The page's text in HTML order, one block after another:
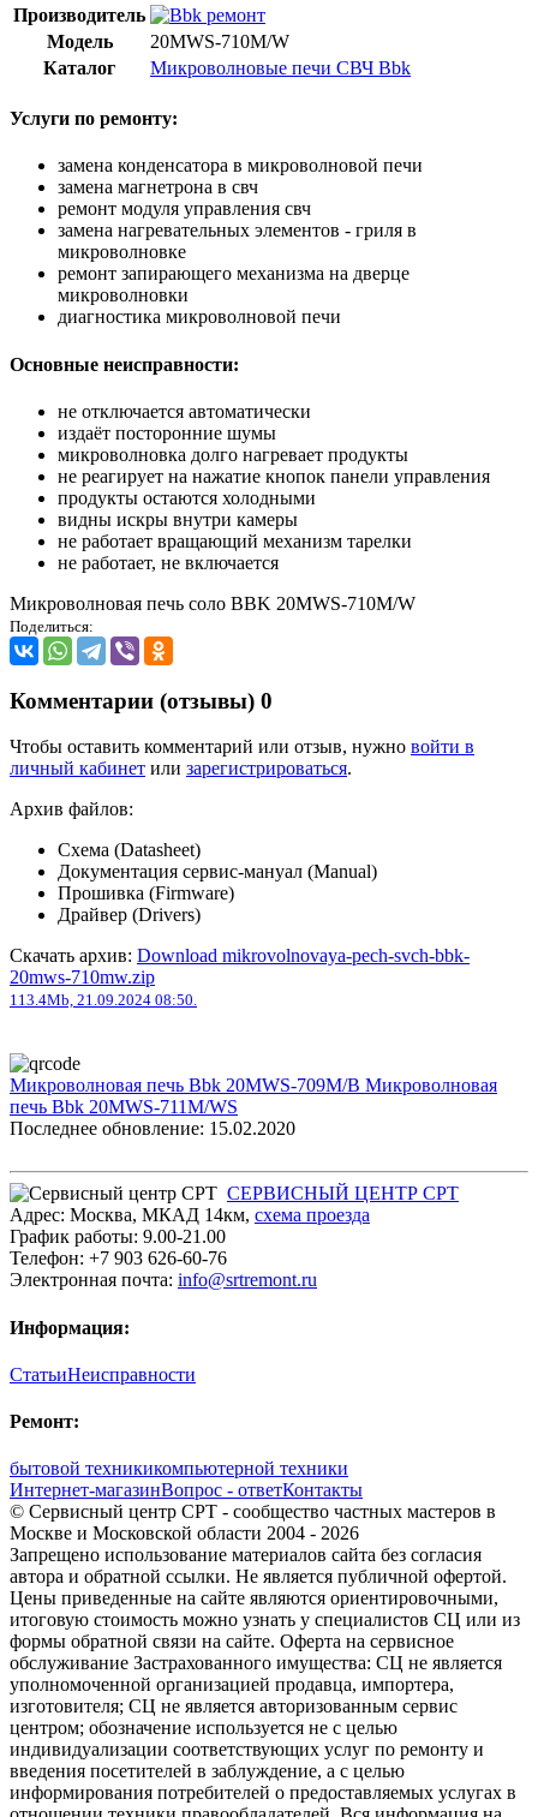
Производитель
Модель
20MWS-710M/W
Каталог
Микроволновые печи СВЧ Bbk
Услуги по ремонту:
замена конденсатора в микроволновой печи
замена магнетрона в свч
ремонт модуля управления свч
замена нагревательных элементов - гриля в
микроволновке
ремонт запирающего механизма на дверце
микроволновки
диагностика микроволновой печи
Основные неисправности:
не отключается автоматически
издаёт посторонние шумы
микроволновка долго нагревает продукты
не реагирует на нажатие кнопок панели управления
продукты остаются холодными
видны искры внутри камеры
не работает вращающий механизм тарелки
не работает, не включается
Микроволновая печь соло BBK 20MWS-710M/W
Поделиться:
Комментарии (отзывы) 0
Чтобы оставить комментарий или отзыв, нужно войти в
личный кабинет или зарегистрироваться.
Архив файлов:
Схема (Datasheet)
Документация сервис-мануал (Manual)
Прошивка (Firmware)
Драйвер (Drivers)
Скачать архив: Download mikrovolnovaya-pech-svch-bbk-
20mws-710mw.zip
113.4Mb, 21.09.2024 08:50.
Микроволновая печь Bbk 20MWS-709M/B Микроволновая
печь Bbk 20MWS-711M/WS
Последнее обновление: 15.02.2020
СЕРВИСНЫЙ ЦЕНТР СРТ
Адрес: Москва, МКАД 14км, cхема проезда
График работы: 9.00-21.00
Телефон: +7 903 626-60-76
Электронная почта: info@srtremont.ru
Информация:
СтатьиНеисправности
Ремонт:
бытовой техникикомпьютерной техники
Интернет-магазинВопрос - ответКонтакты
© Сервисный центр СРТ - сообщество частных мастеров в
Москве и Московской области 2004 - 2026
Запрещено использование материалов сайта без согласия
автора и обратной ссылки. Не является публичной офертой.
Цены приведенные на сайте являются ориентировочными,
итоговую стоимость можно узнать у специалистов СЦ или из
формы обратной связи на сайте. Оферта на сервисное
обслуживание Застрахованного имущества: СЦ не является
уполномоченной организацией продавца, импортера,
изготовителя; СЦ не является авторизованным сервис
центром; обозначение используется не с целью
индивидуализации соответствующих услуг по ремонту и
введения посетителей в заблуждение, а с целью
информирования потребителей о предоставляемых услугах в